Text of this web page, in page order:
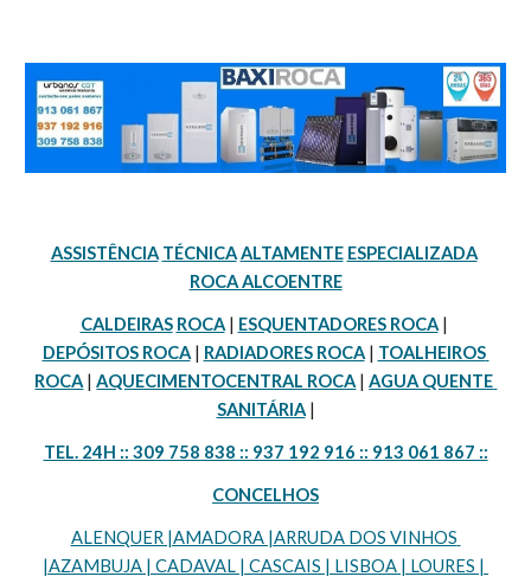
ASSISTÊNCIA TÉCNICA ALTAMENTE ESPECIALIZADA
ROCA ALCOENTRE
CALDEIRAS ROCA | ESQUENTADORES ROCA
DEPÓSITOS ROCA | RADIADORES ROCA | TOALHEIROS
ROCA | AQUECIMENTOCENTRAL ROCA | AGUA QUENTE
SANITÁRIA |
TEL. 24H :: 309 758 838 :: 937 192 916 :: 913 061 867 ::
CONCELHOS
ALENQUER |AMADORA |ARRUDA DOS VINHOS
|AZAMBUJA | CADAVAL | CASCAIS | LISBOA | LOURES |